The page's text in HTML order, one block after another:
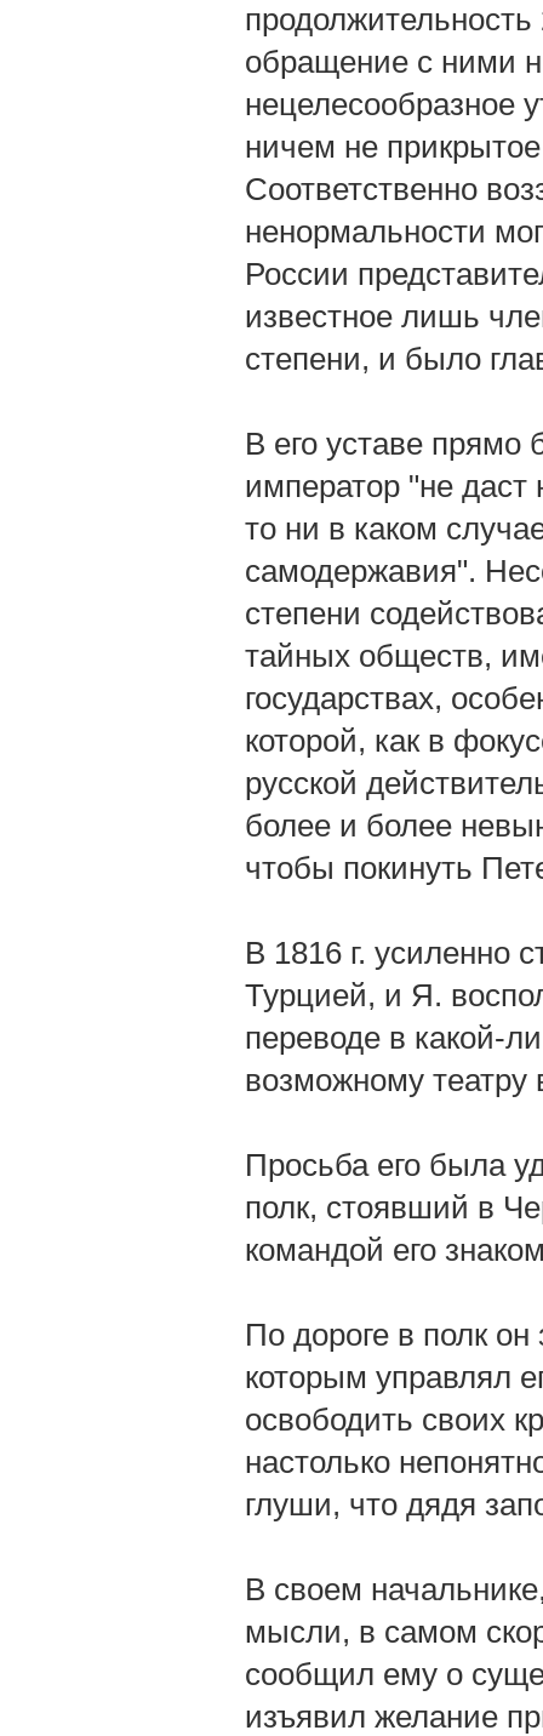
обращение с ними
нецелесообразное
ничем не
Соответственно
ненормальности
России
известное лишь
степени, и было
В его уставе
император "не даст
то ни в каком
самодержавия".
степени
тайных обществ,
государствах,
которой, как в
русской
более и более
чтобы покинуть
В 1816 г. усиленно
Турцией, и Я.
переводе в какой-
возможному театру
Просьба его была
полк, стоявший в
командой его
По дороге в полк
которым управлял
освободить своих
настолько
глуши, что дядя
В своем
мысли, в самом
сообщил ему о
изъявил желание